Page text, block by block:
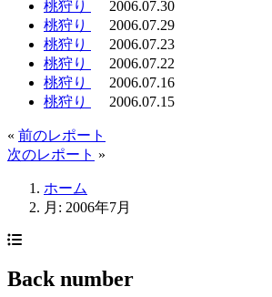
桃狩り
2006.07.30
桃狩り
2006.07.29
桃狩り
2006.07.23
桃狩り
2006.07.22
桃狩り
2006.07.16
桃狩り
2006.07.15
« 前のレポート
次のレポート »
ホーム
月: 2006年7月
Back number